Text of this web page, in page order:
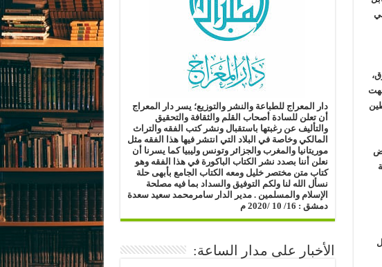
دار المعراج للطباعة والنشر والتوزيع؛ يسر دار المعراج
أن تعلن للسادة أصحاب القلم والثقافة والتحقيق
والتأليف عن رغبتها باستقبال ونشر كتب الفقه والتراث
المالكي وخاصة في البلاد التي انتشر فيها هذا الفقه مثل
موريتانيا والمغرب والجزائر وتونس وليبيا كما يسرنا أن
نعلن أننا بصدد نشر الكتاب الباكورة في هذا الفقه وهو
كتاب متن مختصر خليل ومعه الكتاب الجامع بأبهى حلة
نسأل الله لنا ولكم التوفيق والسداد بما فيه مصلحة
الإسلام والمسلمين . مدير الدار سامرمحمد سعيد سعدة
دمشق : 16/ 10 /2020 م
الأخبار على مدار الساعة: